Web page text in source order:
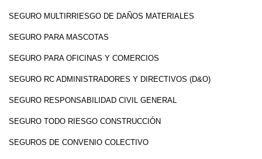
SEGURO MULTIRRIESGO DE DAÑOS MATERIALES
SEGURO PARA MASCOTAS
SEGURO PARA OFICINAS Y COMERCIOS
SEGURO RC ADMINISTRADORES Y DIRECTIVOS (D&O)
SEGURO RESPONSABILIDAD CIVIL GENERAL
SEGURO TODO RIESGO CONSTRUCCIÓN
SEGUROS DE CONVENIO COLECTIVO